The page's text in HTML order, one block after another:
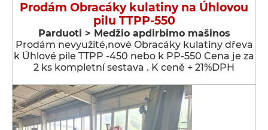
Prodám Obracáky kulatiny na Úhlovou
pilu TTPP-550
Parduoti > Medžio apdirbimo mašinos
Prodám nevyužité,nové Obracáky kulatiny dřeva
k Úhlové pile TTPP -450 nebo k PP-550 Cena je za
2 ks kompletní sestava . K ceně + 21%DPH